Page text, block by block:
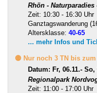
Rhön -
Zeit: 10:30 - 16:30 Uhr
Ganztagswanderung
Altersklasse: 40-65
... mehr Infos und
🟡 Nur noch 3 TN bis
Datum: Fr, 06.11.- So,
Regionalpark
Zeit: 11:00 - 17:00 Uhr